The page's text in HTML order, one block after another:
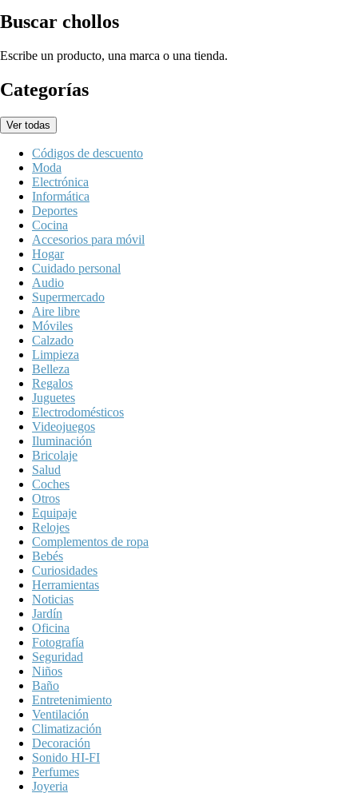
Buscar chollos
Escribe un producto, una marca o una tienda.
Categorías
Ver todas
Códigos de descuento
Moda
Electrónica
Informática
Deportes
Cocina
Accesorios para móvil
Hogar
Cuidado personal
Audio
Supermercado
Aire libre
Móviles
Calzado
Limpieza
Belleza
Regalos
Juguetes
Electrodomésticos
Videojuegos
Iluminación
Bricolaje
Salud
Coches
Otros
Equipaje
Relojes
Complementos de ropa
Bebés
Curiosidades
Herramientas
Noticias
Jardín
Oficina
Fotografía
Seguridad
Niños
Baño
Entretenimiento
Ventilación
Climatización
Decoración
Sonido HI-FI
Perfumes
Joyeria